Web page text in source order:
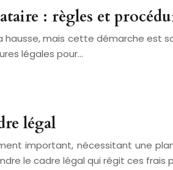
: règles et
hausse, mais cette démarche est
légales pour…
légal
important, nécessitant une
le cadre légal qui régit ces frais